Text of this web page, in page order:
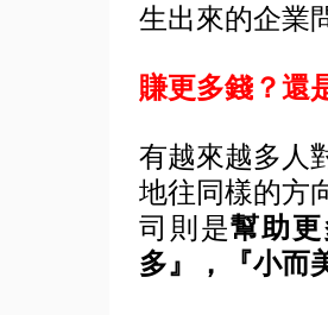
生出來的企業
賺更多錢？還
有越來越多人
地往同樣的方
司則是幫助
多』，『小而